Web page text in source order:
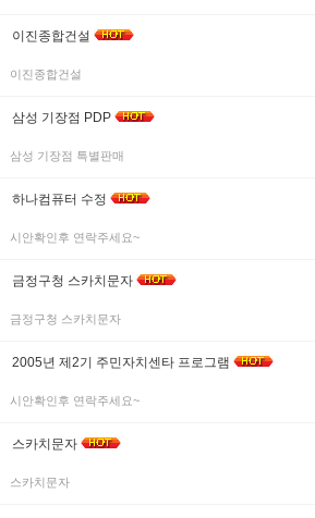
이진종합건설
이진종합건설
삼성 기장점 PDP
삼성 기장점 특별판매
하나컴퓨터 수정
시안확인후 연락주세요~
금정구청 스카치문자
금정구청 스카치문자
2005년 제2기 주민자치센타 프로그램
시안확인후 연락주세요~
스카치문자
스카치문자